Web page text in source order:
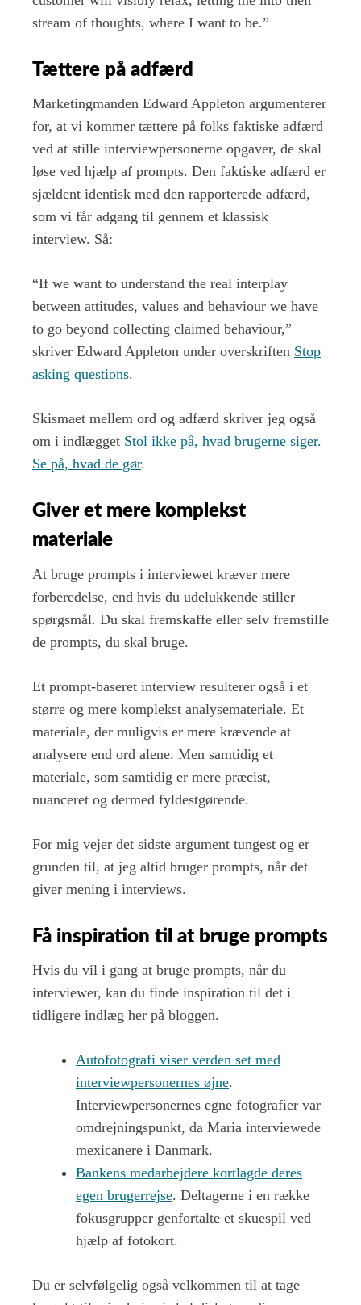
stream of thoughts, where I want to be.”
Tættere på adfærd
Marketingmanden Edward Appleton argumenterer
for, at vi kommer tættere på folks faktiske adfærd
ved at stille interviewpersonerne opgaver, de skal
løse ved hjælp af prompts. Den faktiske adfærd er
sjældent identisk med den rapporterede adfærd,
som vi får adgang til gennem et klassisk
interview. Så:
“If we want to understand the real interplay
between attitudes, values and behaviour we have
to go beyond collecting claimed behaviour,”
skriver Edward Appleton under overskriften Stop
asking questions.
Skismaet mellem ord og adfærd skriver jeg også
om i indlægget Stol ikke på, hvad brugerne siger.
Se på, hvad de gør.
Giver et mere komplekst
materiale
At bruge prompts i interviewet kræver mere
forberedelse, end hvis du udelukkende stiller
spørgsmål. Du skal fremskaffe eller selv fremstille
de prompts, du skal bruge.
Et prompt-baseret interview resulterer også i et
større og mere komplekst analysemateriale. Et
materiale, der muligvis er mere krævende at
analysere end ord alene. Men samtidig et
materiale, som samtidig er mere præcist,
nuanceret og dermed fyldestgørende.
For mig vejer det sidste argument tungest og er
grunden til, at jeg altid bruger prompts, når det
giver mening i interviews.
Få inspiration til at bruge prompts
Hvis du vil i gang at bruge prompts, når du
interviewer, kan du finde inspiration til det i
tidligere indlæg her på bloggen.
Autofotografi viser verden set med
interviewpersonernes øjne.
Interviewpersonernes egne fotografier var
omdrejningspunkt, da Maria interviewede
mexicanere i Danmark.
Bankens medarbejdere kortlagde deres
egen brugerrejse. Deltagerne i en række
fokusgrupper genfortalte et skuespil ved
hjælp af fotokort.
Du er selvfølgelig også velkommen til at tage